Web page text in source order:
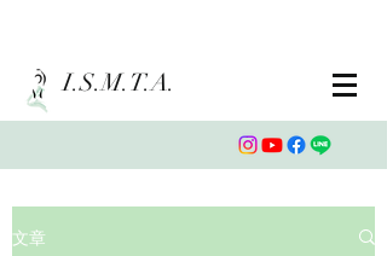
I.S.M.T.A.
文章